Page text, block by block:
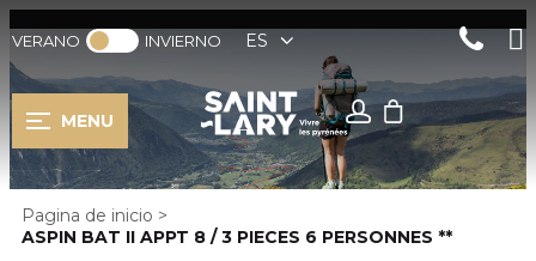
VERANO INVIERNO ES
MENU
Pagina de inicio >
ASPIN BAT II APPT 8 / 3 PIECES 6 PERSONNES **